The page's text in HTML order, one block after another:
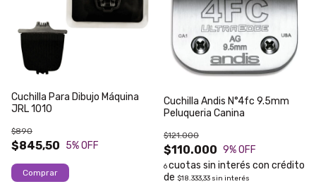
Cuchilla Para Dibujo Máquina
JRL 1010
$845,50
$890
5% OFF
Cuchilla Andis N°4fc 9.5mm
Peluqueria Canina
$110.000
$121.000
9% OFF
6
$18.333,33 sin interés